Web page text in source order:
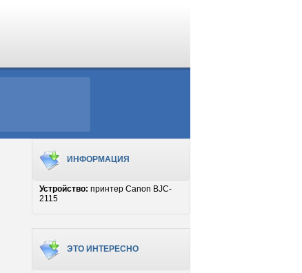
ИНФОРМАЦИЯ
Устройство: принтер Canon BJC-
2115
ЭТО ИНТЕРЕСНО